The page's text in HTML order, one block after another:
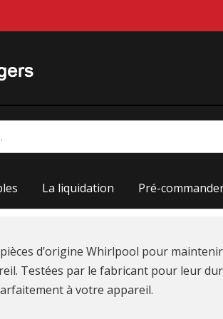
La liquidation Pré-
d’origine Whirlpool pour
Testées par le fabricant pour leur
à votre appareil.